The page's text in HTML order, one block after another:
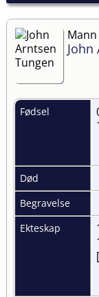
Mann
John
Fødsel
Død
Begravelse
Ekteskap
[